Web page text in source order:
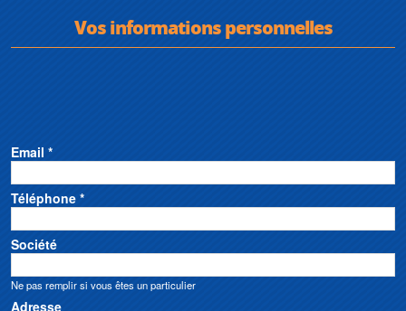
Vos informations personnelles
Email *
Téléphone *
Société
Ne pas remplir si vous êtes un particulier
Adresse